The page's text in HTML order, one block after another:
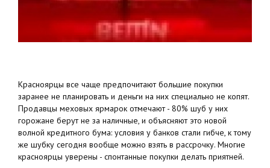
Красноярцы все чаще предпочитают большие покупки
заранее не планировать и деньги на них специально не копят.
Продавцы меховых ярмарок отмечают - 80% шуб у них
горожане берут не за наличные, и объясняют это новой
волной кредитного бума: условия у банков стали гибче, к тому
же шубку сегодня вообще можно взять в рассрочку. Многие
красноярцы уверены - спонтанные покупки делать приятней.